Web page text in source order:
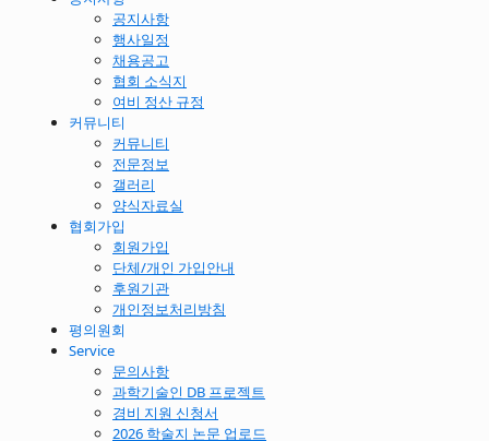
공지사항
행사일정
채용공고
협회 소식지
여비 정산 규정
커뮤니티
커뮤니티
전문정보
갤러리
양식자료실
협회가입
회원가입
단체/개인 가입안내
후원기관
개인정보처리방침
평의원회
Service
문의사항
과학기술인 DB 프로젝트
경비 지원 신청서
2026 학술지 논문 업로드